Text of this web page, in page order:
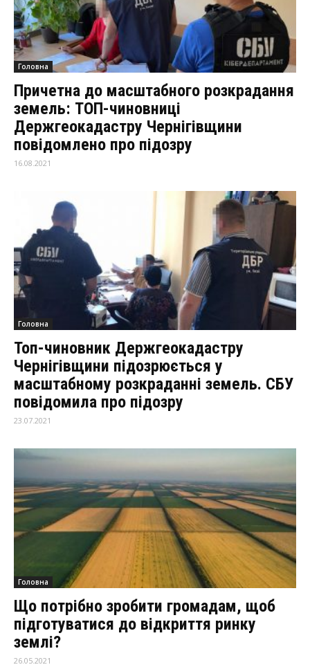
Головна
Причетна до масштабного розкрадання
земель: ТОП-чиновниці
Держгеокадастру Чернігівщини
повідомлено про підозру
16.08.2021
Головна
Топ-чиновник Держгеокадастру
Чернігівщини підозрюється у
масштабному розкраданні земель. СБУ
повідомила про підозру
23.07.2021
Головна
Що потрібно зробити громадам, щоб
підготуватися до відкриття ринку
землі?
26.05.2021